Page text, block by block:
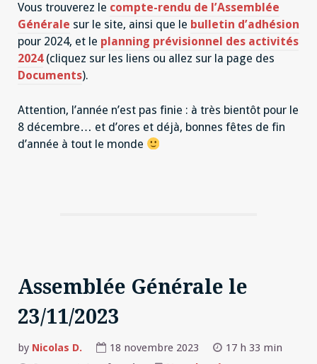
Vous trouverez le compte-rendu de l’Assemblée
Générale sur le site, ainsi que le bulletin d’adhésion
pour 2024, et le planning prévisionnel des activités
2024(cliquez sur les liens ou allez sur la page des
Documents).
Attention, l’année n’est pas finie : à très bientôt pour le
8 décembre… et d’ores et déjà, bonnes fêtes de fin
d’année à tout le monde
Assemblée Générale le
23/11/2023
by Nicolas D. 18 novembre 2023
17 h 33 min